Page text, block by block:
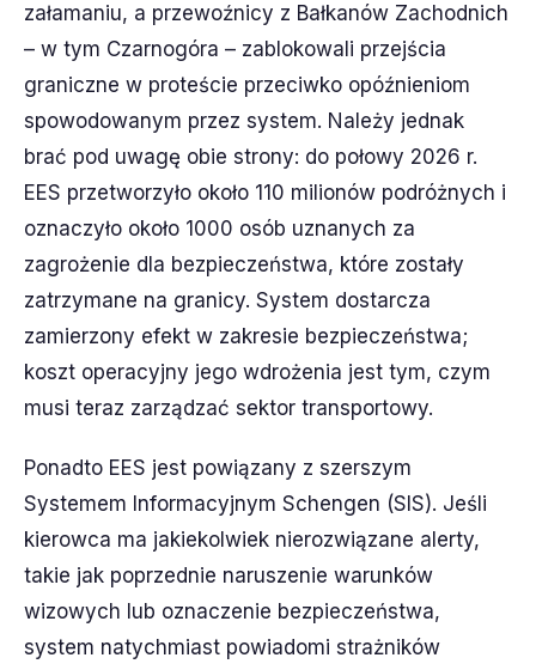
załamaniu, a przewoźnicy z Bałkanów Zachodnich
– w tym Czarnogóra – zablokowali przejścia
graniczne w proteście przeciwko opóźnieniom
spowodowanym przez system. Należy jednak
brać pod uwagę obie strony: do połowy 2026 r.
EES przetworzyło około 110 milionów podróżnych i
oznaczyło około 1000 osób uznanych za
zagrożenie dla bezpieczeństwa, które zostały
zatrzymane na granicy. System dostarcza
zamierzony efekt w zakresie bezpieczeństwa;
koszt operacyjny jego wdrożenia jest tym, czym
musi teraz zarządzać sektor transportowy.
Ponadto EES jest powiązany z szerszym
Systemem Informacyjnym Schengen (SIS). Jeśli
kierowca ma jakiekolwiek nierozwiązane alerty,
takie jak poprzednie naruszenie warunków
wizowych lub oznaczenie bezpieczeństwa,
system natychmiast powiadomi strażników